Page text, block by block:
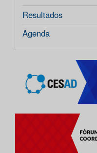
Resultados
Agenda